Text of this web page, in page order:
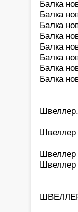
Балка
Балка
Балка
Балка
Балка
Балка
Балка
Балка
Швеллер.
Швеллер
Швеллер